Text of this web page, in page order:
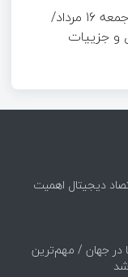
قیمت طلا و سکه امروز جمعه ۱۶ مرداد/
جزییات
دیجیتال اهمیت
در جهان / مهم‌ترین